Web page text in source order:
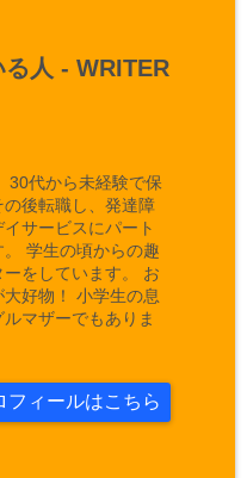
る人 - WRITER
30代から未経験で保
後転職し、発達障
サービスにパート
学生の頃からの趣
をしています。 お
好物！ 小学生の息
マザーでもありま
ィールはこちら